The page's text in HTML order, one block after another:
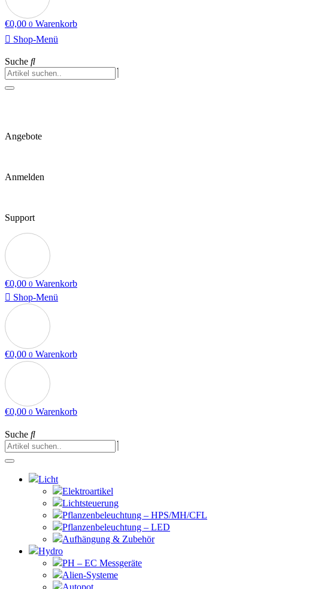
€0,00 0 Warenkorb
Shop-Menü
Suche
Angebote
Anmelden
Support
€0,00 0 Warenkorb
Shop-Menü
€0,00 0 Warenkorb
€0,00 0 Warenkorb
Suche
Licht
Elektroartikel
Lichtsteuerung
Pflanzenbeleuchtung – HPS/MH/CFL
Pflanzenbeleuchtung – LED
Aufhängung & Zubehör
Hydro
PH – EC Messgeräte
Alien-Systeme
Autopot